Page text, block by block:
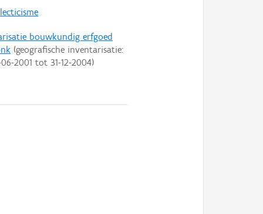
bouwkundig erfgoed
(geografische inventarisatie:
2001 tot 31-12-2004)